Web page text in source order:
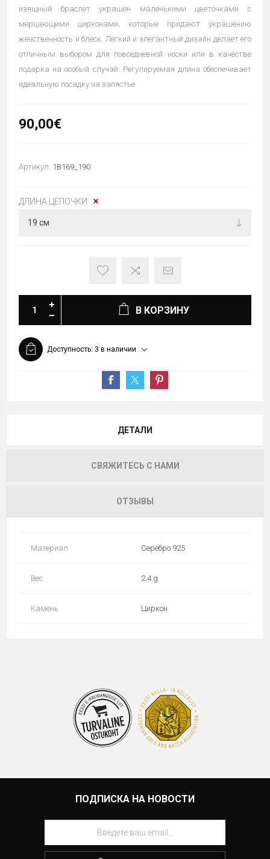
изящный браслет украшен маленькими цветочками с
мерцающими цирконами, которые придают украшению
женственность и блеск. Лёгкий и элегантный дизайн делает его
отличным выбором для повседневной носки или в качестве
подарка на особый случай. Регулируемая длина обеспечивает
идеальную посадку на запястье.
90,00€
Артикул: 1B169_190
ДЛИНА ЦЕПОЧКИ:
В КОРЗИНУ
Доступность: 3 в наличии
ДЕТАЛИ
СВЯЖИТЕСЬ С НАМИ
ОТЗЫВЫ
Материал Серебро 925
Вес 2.4 g
Камень Циркон
ПОДПИСКА НА НОВОСТИ